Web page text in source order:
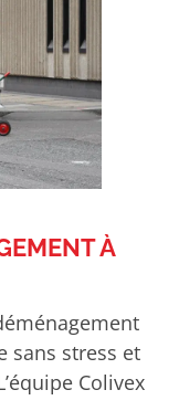
À
sans stress et
Colivex